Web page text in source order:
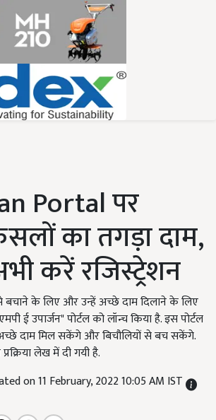
Portal पर
का तगड़ा दाम,
करें रजिस्ट्रेशन
के लिए और उन्हें अच्छे दाम दिलाने के लिए
ई उपार्जन" पोर्टल को लॉन्च किया है. इस पोर्टल
दाम मिल सकेंगे और बिचौलियों से बच सकेंगे.
लेख में दी गयी है.
on 11 February, 2022 10:05 AM IST